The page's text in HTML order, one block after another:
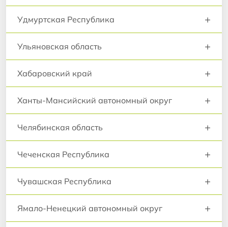
Удмуртская Республика +
Ульяновская область +
Хабаровский край +
Ханты-Мансийский автономный округ +
Челябинская область +
Чеченская Республика +
Чувашская Республика +
Ямало-Ненецкий автономный округ +